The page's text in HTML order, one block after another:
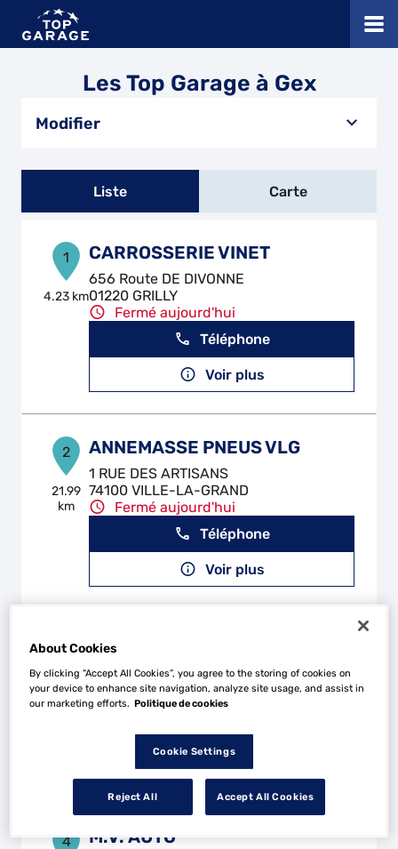
Les Top Garage à Gex
Modifier
Liste Carte
1
4.23 km
CARROSSERIE VINET
656 Route DE DIVONNE
01220 GRILLY
Fermé aujourd'hui
Téléphone
Voir plus
2
21.99
km
ANNEMASSE PNEUS VLG
1 RUE DES ARTISANS
74100 VILLE-LA-GRAND
Fermé aujourd'hui
Téléphone
Voir plus
3
22.3 km
GARAGE PAIS
19 rue de Montreal
74100 VILLE LA GRAND
Fermé aujourd'hui
4 M.V. AUTO
About Cookies
By clicking “Accept All Cookies”, you agree to the storing of cookies on
your device to enhance site navigation, analyze site usage, and assist in
our marketing efforts. Politique de cookies
Cookie Settings
Reject All Accept All Cookies